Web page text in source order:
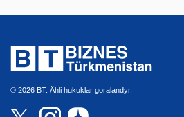
© 2026 BT. Ähli hukuklar goralandyr.